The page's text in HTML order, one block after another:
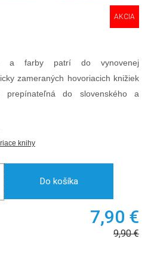
AKCIA
a farby patrí do vynovenej
zameraných hovoriacich knižiek
do slovenského a
knihy
Do košíka
7,90 €
9,90€